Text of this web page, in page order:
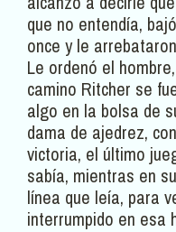
que no entendía,
once y le
Le ordenó el
camino Ritcher se
algo en la bolsa de
dama de ajedrez,
victoria, el último
sabía, mientras en
línea que leía, para
interrumpido en esa